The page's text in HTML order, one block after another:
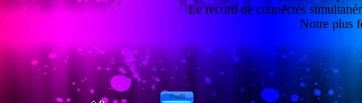
Le record de connéctés
Notre plus